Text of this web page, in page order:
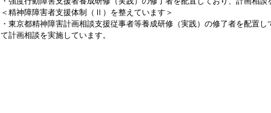
＜精神障障害者支援体制（Ⅱ）を整えています＞
・東京都精神障害計画相談支援従事者等養成研修（実践）の修了者を配置
て計画相談を実施しています。